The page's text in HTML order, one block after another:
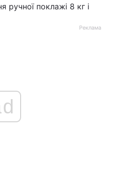
ручної поклажі 8 кг і
Реклама